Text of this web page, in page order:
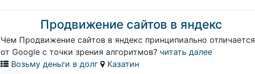
Продвижение сайтов в яндекс
Чем Продвижение сайтов в яндекс принципиально отличается
от Google с точки зрения алгоритмов? читать далее
Возьму деньги в долг
Казатин